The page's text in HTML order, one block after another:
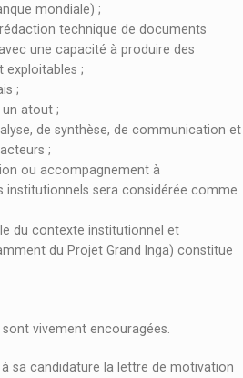
mondiale) ;
technique de documents
une capacité à produire des
exploitables ;
;
un atout ;
de synthèse, de communication et
;
ou accompagnement à
institutionnels sera considérée comme
du contexte institutionnel et
du Projet Grand Inga) constitue
vivement encouragées.
à sa candidature la lettre de motivation